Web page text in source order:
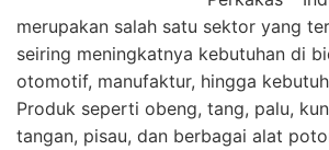
merupakan salah satu sektor yang
seiring meningkatnya kebutuhan di
otomotif, manufaktur, hingga
Produk seperti obeng, tang, palu,
tangan, pisau, dan berbagai alat